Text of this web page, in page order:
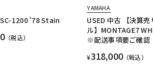
1200 '78 Stain
（税込）
YAMAHA
USED 中古 【決算
ル】MONTAGE7
※配送事項要ご確
¥318,000 （税込）